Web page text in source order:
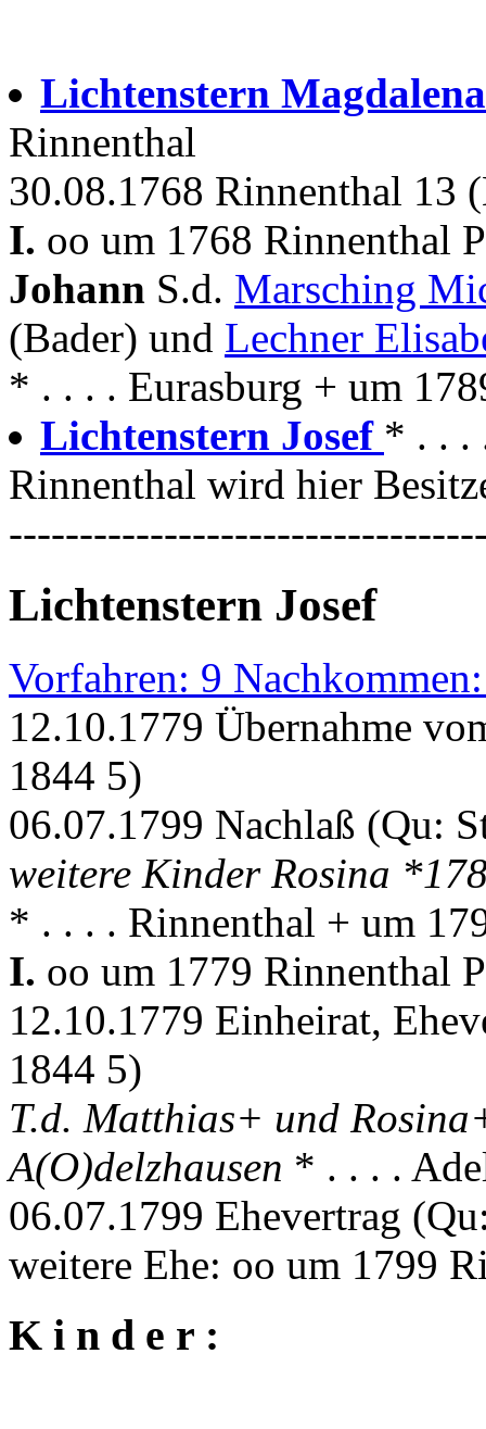
Lichtenstern
Rinnenthal
30.08.1768 Rinnenthal 13
I. oo um 1768 Rinnenthal
Johann S.d. Marsching
(Bader) und Lechner
* . . . . Eurasburg + um
Lichtenstern Josef * . . .
Rinnenthal wird hier
Lichtenstern Josef
Vorfahren: 9
12.10.1779 Übernahme
1844 5)
06.07.1799 Nachlaß (Qu:
weitere Kinder Rosina
* . . . . Rinnenthal + um
I. oo um 1779 Rinnenthal
12.10.1779 Einheirat,
1844 5)
T.d. Matthias+ und
A(O)delzhausen * . . . .
06.07.1799 Ehevertrag
weitere Ehe: oo um 1799
K i n d e r :